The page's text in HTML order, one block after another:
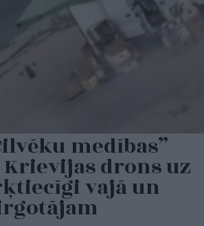
medības”
drons uz
vajā un